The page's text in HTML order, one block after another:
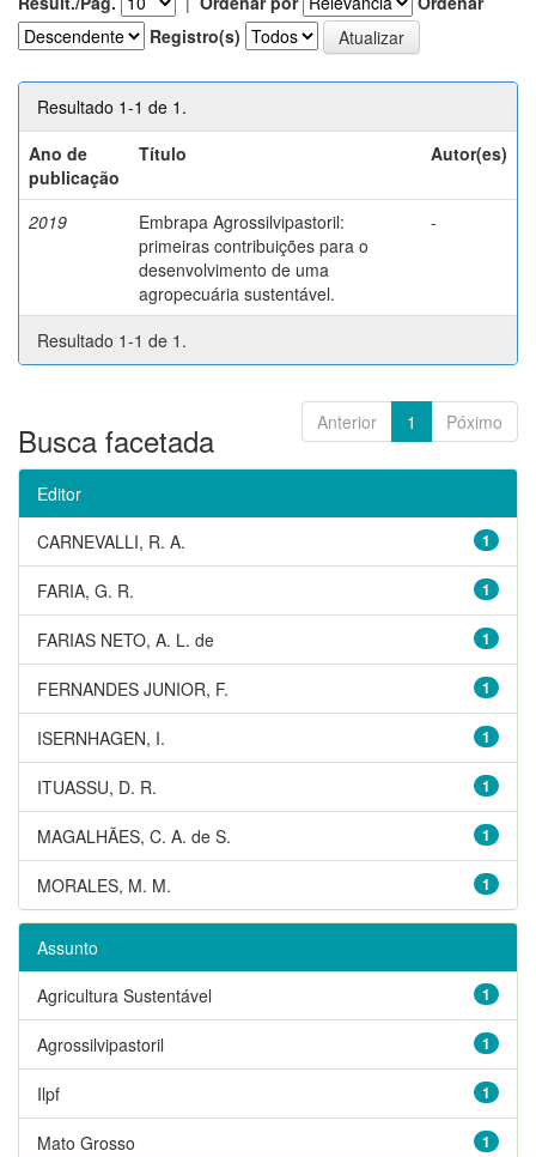
Registro(s)
Resultado 1-1 de 1.
Ano de
publicação
Título Autor(es)
2019
Embrapa Agrossilvipastoril:
primeiras contribuições para o
desenvolvimento de uma
agropecuária sustentável.
-
Resultado 1-1 de 1.
Anterior 1 Póximo
Busca facetada
Editor
1
CARNEVALLI, R. A.
1
FARIA, G. R.
1
FARIAS NETO, A. L. de
1
FERNANDES JUNIOR, F.
1
ISERNHAGEN, I.
1
ITUASSU, D. R.
1
MAGALHÃES, C. A. de S.
1
MORALES, M. M.
Assunto
1
Agricultura Sustentável
1
Agrossilvipastoril
1
Ilpf
1
Mato Grosso